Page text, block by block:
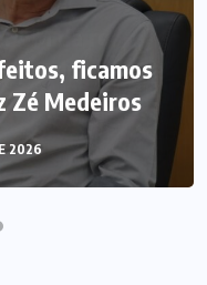
ficamos
Zé Medeiros
2026